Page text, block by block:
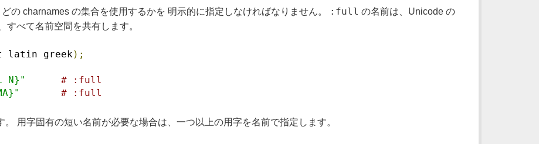
の charnames の集合を使用するかを 明示的に指定しなければなりません。 :full の名前は、Unicode の
べて名前空間を共有します。
latin greek);
N}"
# :full
# :full
用字固有の短い名前が必要な場合は、一つ以上の用字を名前で指定します。